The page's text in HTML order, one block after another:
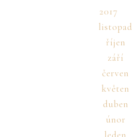
2017
listopad
říjen
září
červen
květen
duben
únor